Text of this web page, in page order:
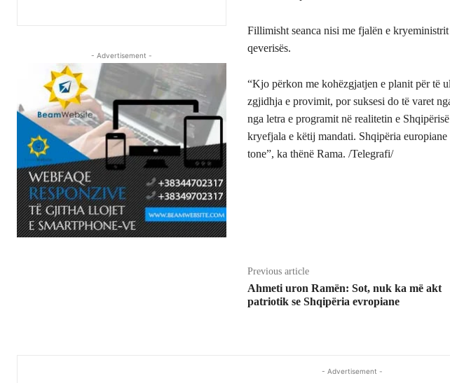
- Advertisement -
Fillimisht seanca nisi me fjalën e
qeverisës.
“Kjo përkon me kohëzgjatjen e planit për të
zgjidhja e provimit, por suksesi do të varet
nga letra e programit në realitetin e
kryefjala e këtij mandati. Shqipëria
tone”, ka thënë Rama. /Telegrafi/
Previous article
Ahmeti uron Ramën: Sot, nuk ka më akt
patriotik se Shqipëria evropiane
- Advertisement -